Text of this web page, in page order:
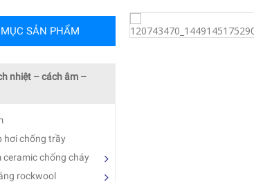
SẢN PHẨM
nhiệt – cách âm –
hơi chống trầy
ceramic chống cháy
rockwool